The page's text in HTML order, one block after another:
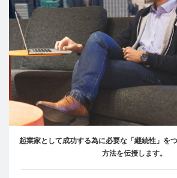
起業家として成功する為に必要な「継続性」を
方法を伝授します。